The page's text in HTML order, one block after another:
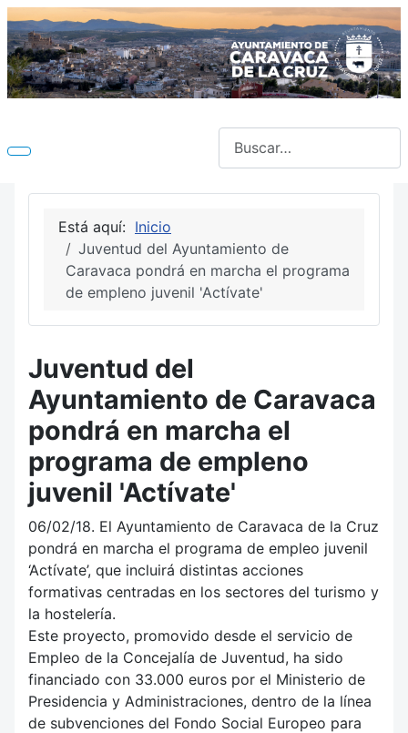
Está aquí: Inicio
Juventud del Ayuntamiento de
Caravaca pondrá en marcha el programa
de empleno juvenil 'Actívate'
Juventud del
Ayuntamiento de Caravaca
pondrá en marcha el
programa de empleno
juvenil 'Actívate'
06/02/18. El Ayuntamiento de Caravaca de la Cruz
pondrá en marcha el programa de empleo juvenil
‘Actívate’, que incluirá distintas acciones
formativas centradas en los sectores del turismo y
la hostelería.
Este proyecto, promovido desde el servicio de
Empleo de la Concejalía de Juventud, ha sido
financiado con 33.000 euros por el Ministerio de
Presidencia y Administraciones, dentro de la línea
de subvenciones del Fondo Social Europeo para